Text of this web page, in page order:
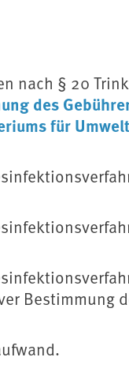
nach § 20
des
für
Bestimmung